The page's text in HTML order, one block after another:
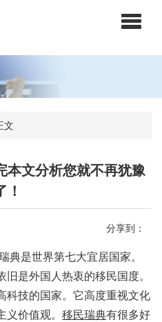
文
本文分析您就不再犹豫
！
分享到：
典是世界第七大宜居国家。
是外国人热衷的移民国度。
科技的国家。它高度重视文化
价值观。 移民瑞典有很多好